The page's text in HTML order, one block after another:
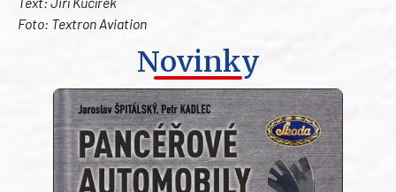
Foto: Textron Aviation
Novinky